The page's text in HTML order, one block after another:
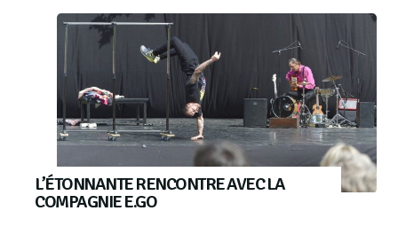
L’ÉTONNANTE RENCONTRE AVEC LA
COMPAGNIE E.GO